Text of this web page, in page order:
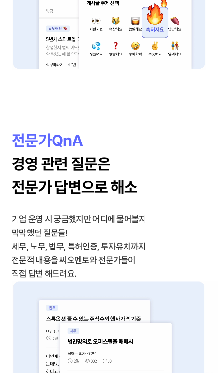
전문가QnA
경영 관련 질문은
전문가 답변으로 해소
기업 운영 시 궁금했지만 어디에 물어볼지
막막했던 질문들!
세무, 노무, 법무, 특허인증, 투자유치까지
전문적 내용을 씨오멘토와 전문가들이
직접 답변 해드려요.